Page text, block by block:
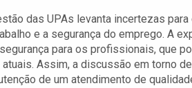
das UPAs levanta incertezas
e a segurança do emprego. A
para os profissionais, que
Assim, a discussão em torno
de um atendimento de